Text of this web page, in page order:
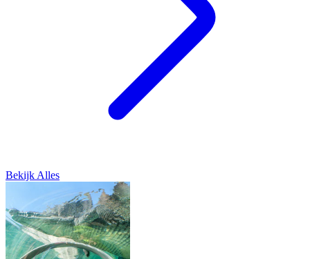
Bekijk Alles